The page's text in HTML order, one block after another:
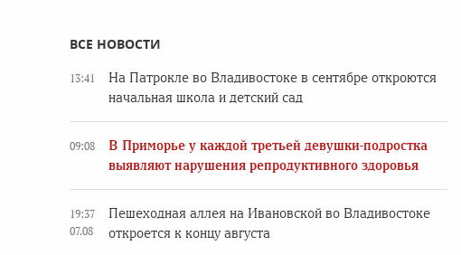
ВСЕ НОВОСТИ
13:41
На Патрокле во Владивостоке в сентябре откроются
начальная школа и детский сад
09:08
В Приморье у каждой третьей девушки-подростка
выявляют нарушения репродуктивного здоровья
19:37
07.08
Пешеходная аллея на Ивановской во Владивостоке
откроется к концу августа